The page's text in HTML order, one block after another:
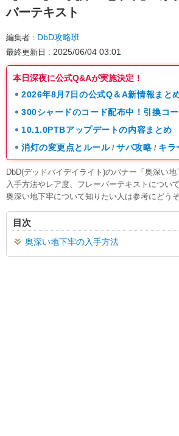
バーテキスト
編集者 DbD攻略班
最終更新日 2025/06/04 03:01
本日深夜に公式Q&Aが実施決定！
2026年8月7日の公式Q＆A新情報まと
300シャードのコード配布中！引換コ
10.1.0PTBアップデートの内容まとめ
消灯の変更点とルール / サバ攻略 / キラ
DbD(デッドバイデイライト)のバナー「奥深い地
入手方法やレア度、フレーバーテキストについ
奥深い地下牢について知りたい人は参考にどうぞ
目次
奥深い地下牢の入手方法